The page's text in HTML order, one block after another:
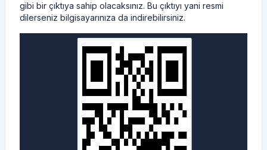
gibi bir çıktıya sahip olacaksınız. Bu çıktıyı yani resmi
dilerseniz bilgisayarınıza da indirebilirsiniz.